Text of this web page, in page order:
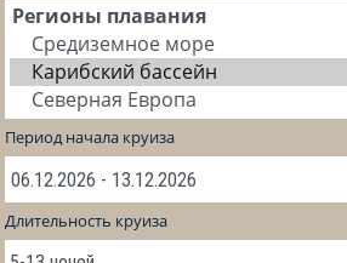
Период начала круиза
Длительность круиза